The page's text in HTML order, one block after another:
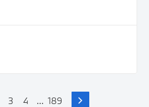
3 4 ... 189